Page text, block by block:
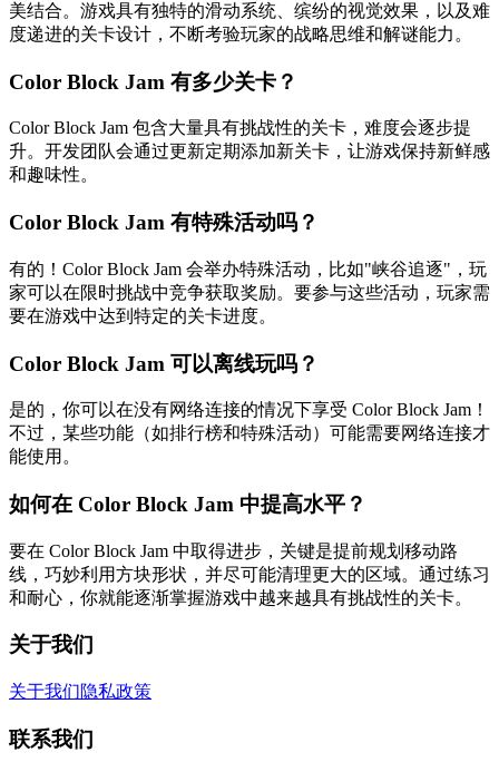
美结合。游戏具有独特的滑动系统、缤纷的视觉效果，以及难
度递进的关卡设计，不断考验玩家的战略思维和解谜能力。
Color Block Jam 有多少关卡？
Color Block Jam 包含大量具有挑战性的关卡，难度会逐步提
升。开发团队会通过更新定期添加新关卡，让游戏保持新鲜感
和趣味性。
Color Block Jam 有特殊活动吗？
有的！Color Block Jam 会举办特殊活动，比如"峡谷追逐"，玩
家可以在限时挑战中竞争获取奖励。要参与这些活动，玩家需
要在游戏中达到特定的关卡进度。
Color Block Jam 可以离线玩吗？
是的，你可以在没有网络连接的情况下享受 Color Block Jam！
不过，某些功能（如排行榜和特殊活动）可能需要网络连接才
能使用。
如何在 Color Block Jam 中提高水平？
要在 Color Block Jam 中取得进步，关键是提前规划移动路
线，巧妙利用方块形状，并尽可能清理更大的区域。通过练习
和耐心，你就能逐渐掌握游戏中越来越具有挑战性的关卡。
关于我们
关于我们隐私政策
联系我们